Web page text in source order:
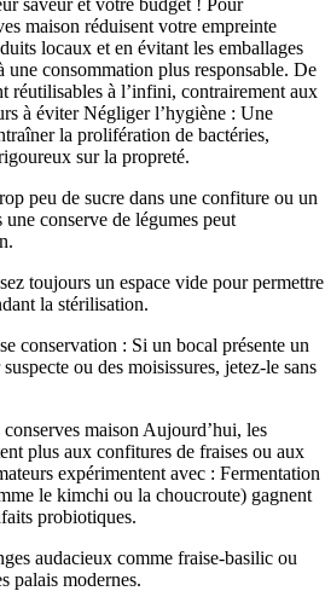
saveur et votre budget ! Pour
maison réduisent votre empreinte
locaux et en évitant les emballages
consommation plus responsable. De
réutilisables à l’infini, contrairement aux
à éviter Négliger l’hygiène : Une
la prolifération de bactéries,
sur la propreté.
peu de sucre dans une confiture ou un
conserve de légumes peut
toujours un espace vide pour permettre
la stérilisation.
conservation : Si un bocal présente un
ou des moisissures, jetez-le sans
maison Aujourd’hui, les
plus aux confitures de fraises ou aux
expérimentent avec : Fermentation
le kimchi ou la choucroute) gagnent
probiotiques.
audacieux comme fraise-basilic ou
palais modernes.